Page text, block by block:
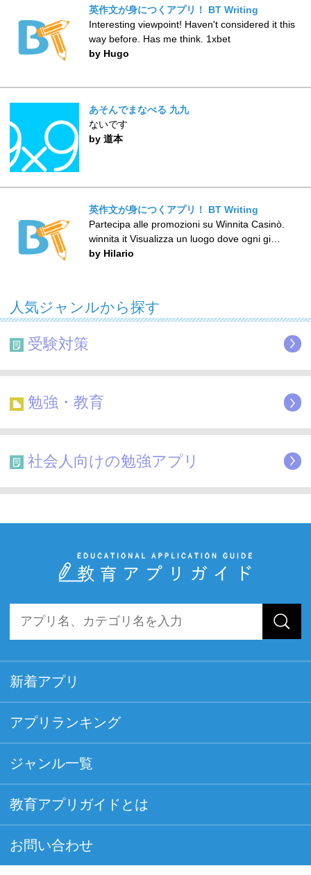
英作文が身につくアプリ！ BT Writing
Interesting viewpoint! Haven't considered it this
way before. Has me think. 1xbet
by Hugo
あそんでまなべる 九九
ないです
by 道本
英作文が身につくアプリ！ BT Writing
Partecipa alle promozioni su Winnita Casinò.
winnita it Visualizza un luogo dove ogni gi…
by Hilario
人気ジャンルから探す
受験対策
勉強・教育
社会人向けの勉強アプリ
新着アプリ
アプリランキング
ジャンル一覧
教育アプリガイドとは
お問い合わせ